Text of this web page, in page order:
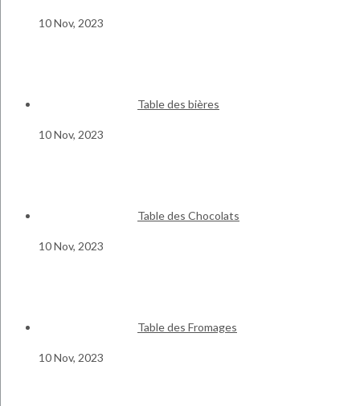
10 Nov, 2023
Table des bières
10 Nov, 2023
Table des Chocolats
10 Nov, 2023
Table des Fromages
10 Nov, 2023